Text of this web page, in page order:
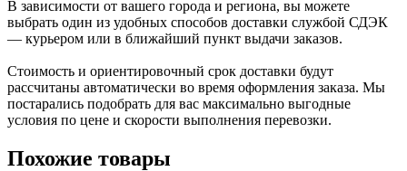
В зависимости от вашего города и региона, вы можете
выбрать один из удобных способов доставки службой СДЭК
— курьером или в ближайший пункт выдачи заказов.
Стоимость и ориентировочный срок доставки будут
рассчитаны автоматически во время оформления заказа. Мы
постарались подобрать для вас максимально выгодные
условия по цене и скорости выполнения перевозки.
Похожие товары